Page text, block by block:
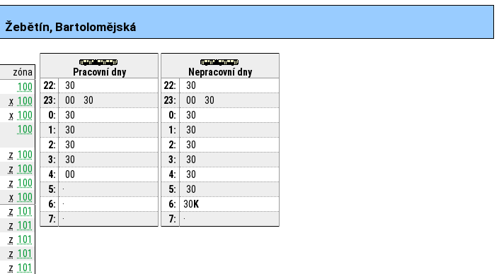
Žebětín, Bartolomějská
zóna
100
x 100
x 100
100
z 100
z 100
z 100
x 100
z 101
z 101
z 101
z 101
z 101
Pracovní dny
22:
30
23:
00
30
0:
30
1:
30
2:
30
3:
30
4:
00
5:
·
6:
·
7:
·
Nepracovní dny
22:
30
23:
00
30
0:
30
1:
30
2:
30
3:
30
4:
30
5:
30
6:
30 K
7:
·